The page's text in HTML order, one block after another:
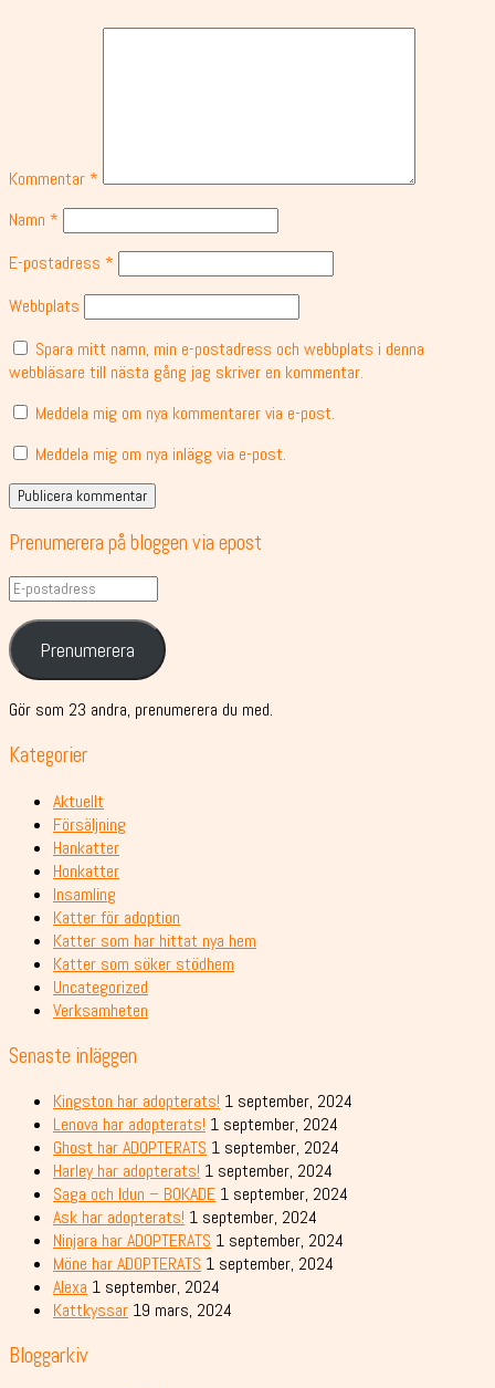
Kommentar *
Namn *
E-postadress *
Webbplats
Spara mitt namn, min e-postadress och webbplats i denna
webbläsare till nästa gång jag skriver en kommentar.
Meddela mig om nya kommentarer via e-post.
Meddela mig om nya inlägg via e-post.
Prenumerera på bloggen via epost
E-
Prenumerera
Gör som 23 andra, prenumerera du med.
Kategorier
Aktuellt
Försäljning
Hankatter
Honkatter
Insamling
Katter för adoption
Katter som har hittat nya hem
Katter som söker stödhem
Uncategorized
Verksamheten
Senaste inläggen
Kingston har adopterats! 1 september, 2024
Lenova har adopterats! 1 september, 2024
Ghost har ADOPTERATS 1 september, 2024
Harley har adopterats! 1 september, 2024
Saga och Idun – BOKADE 1 september, 2024
Ask har adopterats! 1 september, 2024
Ninjara har ADOPTERATS 1 september, 2024
Möne har ADOPTERATS 1 september, 2024
Alexa 1 september, 2024
Kattkyssar 19 mars, 2024
Bloggarkiv